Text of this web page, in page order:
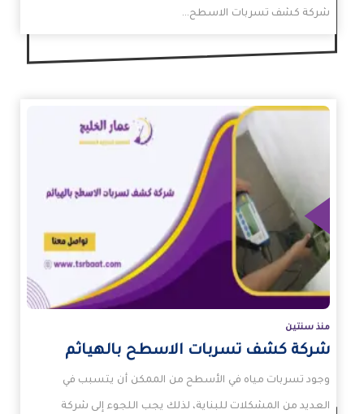
شركة كشف تسربات الاسطح…
منذ سنتين
شركة كشف تسربات الاسطح بالهياثم
وجود تسربات مياه في الأسطح من الممكن أن يتسبب في
العديد من المشكلات للبناية، لذلك يجب اللجوء إلى شركة